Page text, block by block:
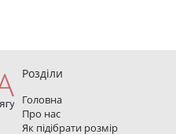
Розділи
Головна
Про нас
Як підібрати розмір